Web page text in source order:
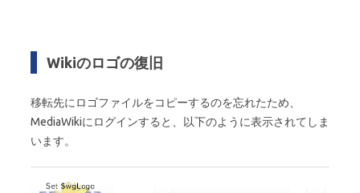
Wikiのロゴの復旧
移転先にロゴファイルをコピーするのを忘れたため、
MediaWikiにログインすると、以下のように表示されてしま
います。